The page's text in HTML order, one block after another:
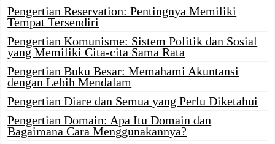
Pengertian Reservation: Pentingnya Memiliki
Tempat Tersendiri
Pengertian Komunisme: Sistem Politik dan Sosial
yang Memiliki Cita-cita Sama Rata
Pengertian Buku Besar: Memahami Akuntansi
dengan Lebih Mendalam
Pengertian Diare dan Semua yang Perlu Diketahui
Pengertian Domain: Apa Itu Domain dan
Bagaimana Cara Menggunakannya?